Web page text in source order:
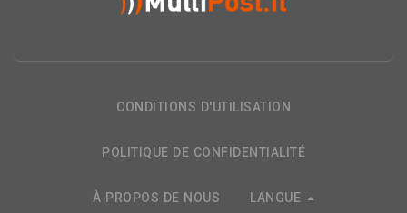
CONDITIONS D'UTILISATION
POLITIQUE DE CONFIDENTIALITÉ
À PROPOS DE NOUS LANGUE